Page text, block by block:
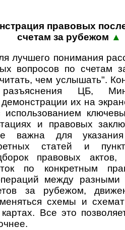
правовых
сче­там за рубежом ▲
лучшего понимания
вопросов по счетам
чем услышать".
ЦБ,
их на
использованием
и правовых
важна для
статей и
правовых
по конкретным
между разными
за рубежом,
схемы и
Все это